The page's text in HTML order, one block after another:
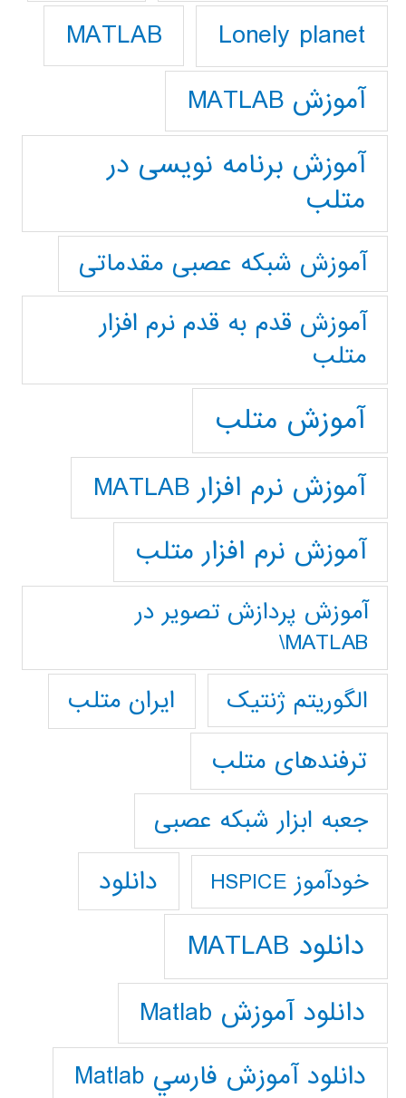
Lonely planet
MATLAB
آموزش MATLAB
آموزش برنامه نویسی در
متلب
آموزش شبکه عصبی مقدماتی
آموزش قدم به قدم نرم افزار
متلب
آموزش متلب
آموزش نرم افزار MATLAB
آموزش نرم افزار متلب
آموزش پردازش تصوير در
MATLAB\
الگوریتم ژنتیک
ایران متلب
ترفندهای متلب
جعبه ابزار شبکه عصبی
خودآموز HSPICE دانلود
دانلود MATLAB
دانلود آموزش Matlab
دانلود آموزش فارسي Matlab